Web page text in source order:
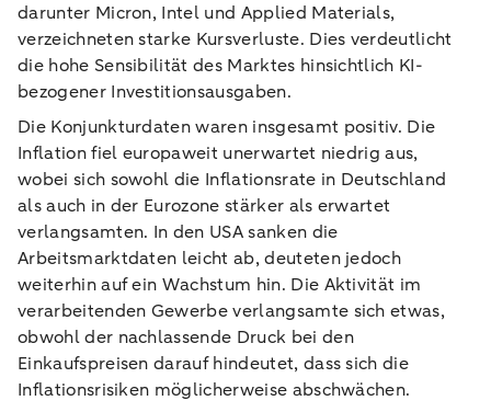
darunter Micron, Intel und Applied Materials,
verzeichneten starke Kursverluste. Dies verdeutlicht
die hohe Sensibilität des Marktes hinsichtlich KI-
bezogener Investitionsausgaben.
Die Konjunkturdaten waren insgesamt positiv. Die
Inflation fiel europaweit unerwartet niedrig aus,
wobei sich sowohl die Inflationsrate in Deutschland
als auch in der Eurozone stärker als erwartet
verlangsamten. In den USA sanken die
Arbeitsmarktdaten leicht ab, deuteten jedoch
weiterhin auf ein Wachstum hin. Die Aktivität im
verarbeitenden Gewerbe verlangsamte sich etwas,
obwohl der nachlassende Druck bei den
Einkaufspreisen darauf hindeutet, dass sich die
Inflationsrisiken möglicherweise abschwächen.